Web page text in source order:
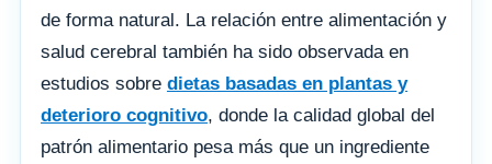
de forma natural. La relación entre alimentación y
salud cerebral también ha sido observada en
estudios sobre dietas basadas en plantas y
deterioro cognitivo, donde la calidad global del
patrón alimentario pesa más que un ingrediente